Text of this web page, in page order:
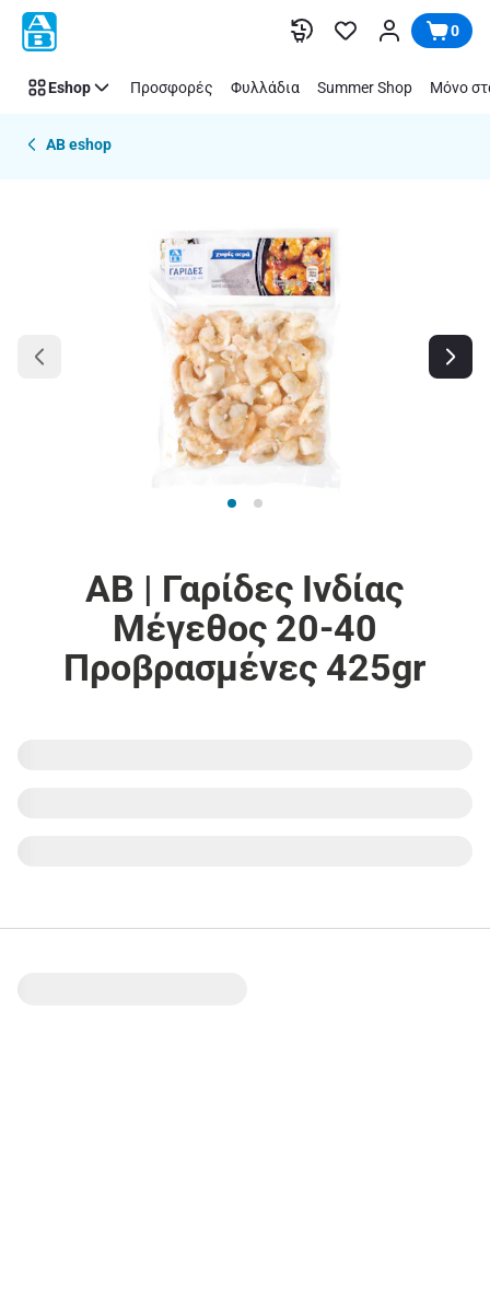
Παράλειψη 0
Eshop Προσφορές Φυλλάδια Summer Shop Μόνο
AB eshop
ΑΒ | Γαρίδες Ινδίας
Μέγεθος 20-40
Προβρασμένες 425gr